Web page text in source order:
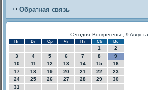
Обратная связь
Сегодня: Воскресенье, 9 Августа
Пн Вт Ср Чт Пт Сб Вс
1
2
3
4 5 6 7 8
9
10
11 12 13 14 15
16
17
18 19 20 21 22
23
24
25 26 27 28 29
30
31